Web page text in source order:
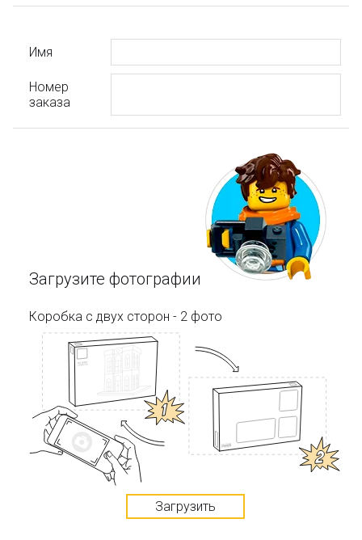
Имя
Номер
заказа
Загрузите фотографии
Коробка с двух сторон - 2 фото
Загрузить